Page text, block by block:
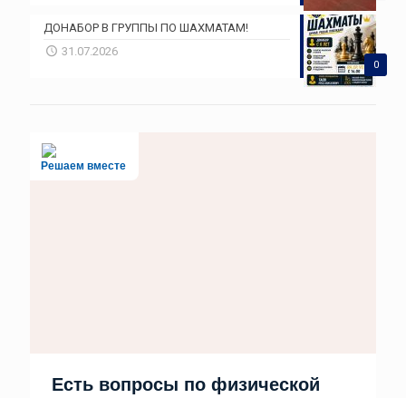
0
ДОНАБОР В ГРУППЫ ПО ШАХМАТАМ!
31.07.2026
Решаем вместе
Есть вопросы по физической